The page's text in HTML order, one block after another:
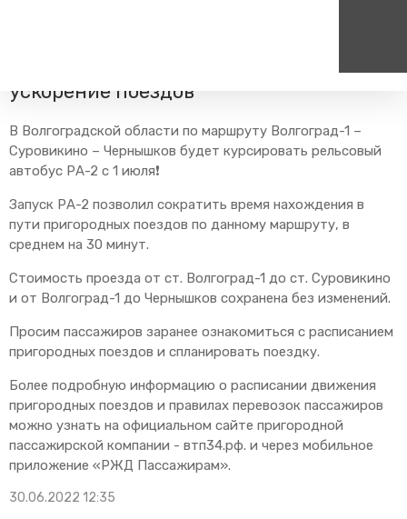
Пассажирам
Справочник
Режим работы билетных
Тарифы и льготы
Способы оплаты проезда
Схема обращения
пригородных поездов
Мобильное приложение
Правила проезда
Для маломобильных
пассажиров
Туризм
Самостоятельные
Единый номер вызова экстренных служб
112
ускорение поездов
В Волгоградской области по маршруту Волгоград-1 –
Суровикино – Чернышков будет курсировать рельсовый
автобус РА-2 с 1 июля❗️
Запуск РА-2 позволил сократить время нахождения в
пути пригородных поездов по данному маршруту, в
среднем на 30 минут.
Стоимость проезда от ст. Волгоград-1 до ст. Суровикино
и от Волгоград-1 до Чернышков сохранена без изменений.
Просим пассажиров заранее ознакомиться с расписанием
пригородных поездов и спланировать поездку.
Более подробную информацию о расписании движения
пригородных поездов и правилах перевозок пассажиров
можно узнать на официальном сайте пригородной
пассажирской компании - втп34.рф. и через мобильное
приложение «РЖД Пассажирам».
30.06.2022 12:35